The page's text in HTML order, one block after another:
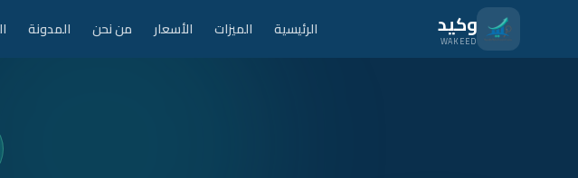
انتقل للمحتوى الرئيسيوكيد
WAKEED الرئيسية الميزات الأسعار من نحن المدونة